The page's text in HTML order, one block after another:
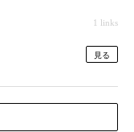
1 links
見る